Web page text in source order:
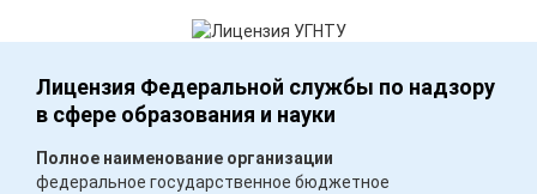
Лицензия Федеральной службы по надзору
в сфере образования и науки
Полное наименование организации
федеральное государственное бюджетное